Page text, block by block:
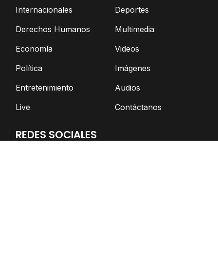
Internacionales
Derechos Humanos
Economía
Política
Entretenimiento
Live
Deportes
Multimedia
Videos
Imágenes
Audios
Contáctanos
REDES SOCIALES